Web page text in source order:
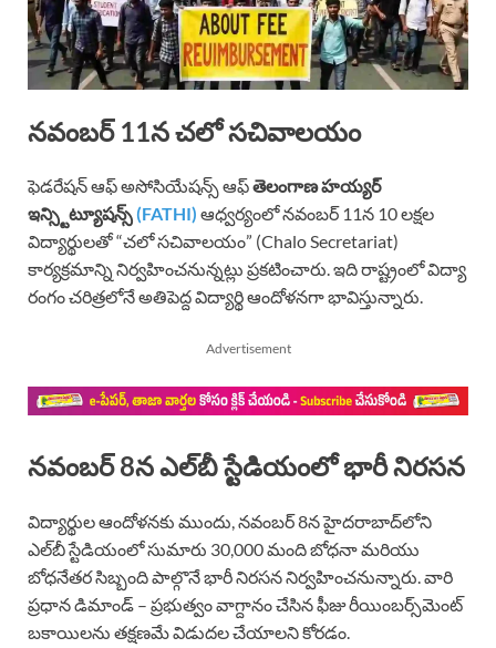
నవంబర్ 11న చలో సచివాలయం
ఫెడరేషన్ ఆఫ్ అసోసియేషన్స్ ఆఫ్తెలంగాణ హయ్యర్
ఇన్స్టిట్యూషన్స్(FATHI) ఆధ్వర్యంలో నవంబర్ 11న 10 లక్షల
విద్యార్థులతో “చలో సచివాలయం” (Chalo Secretariat)
కార్యక్రమాన్ని నిర్వహించనున్నట్లు ప్రకటించారు. ఇది రాష్ట్రంలో విద్యా
రంగం చరిత్రలోనే అతిపెద్ద విద్యార్థి ఆందోళనగా భావిస్తున్నారు.
Advertisement
నవంబర్ 8న ఎల్‌బీ స్టేడియంలో భారీ నిరసన
విద్యార్థుల ఆందోళనకు ముందు, నవంబర్ 8న హైదరాబాద్‌లోని
ఎల్‌బీ స్టేడియంలో సుమారు 30,000 మంది బోధనా మరియు
బోధనేతర సిబ్బంది పాల్గొనే భారీ నిరసన నిర్వహించనున్నారు. వారి
ప్రధాన డిమాండ్ – ప్రభుత్వం వాగ్దానం చేసిన ఫీజు రీయింబర్స్‌మెంట్
బకాయిలను తక్షణమే విడుదల చేయాలని కోరడం.